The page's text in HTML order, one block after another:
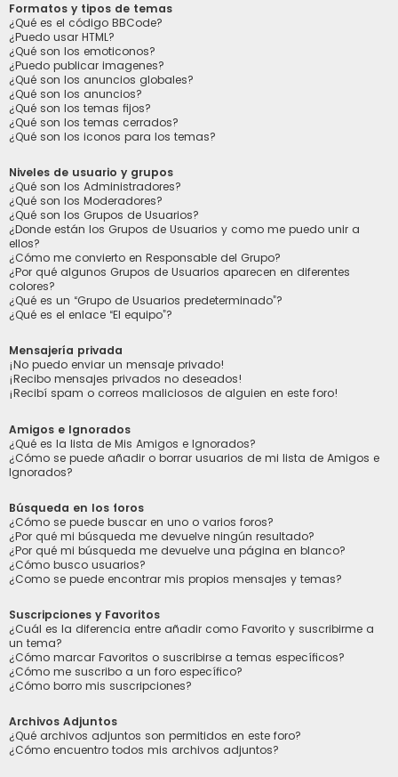
Formatos y tipos de temas
¿Qué es el código BBCode?
¿Puedo usar HTML?
¿Qué son los emoticonos?
¿Puedo publicar imagenes?
¿Qué son los anuncios globales?
¿Qué son los anuncios?
¿Qué son los temas fijos?
¿Qué son los temas cerrados?
¿Qué son los iconos para los temas?
Niveles de usuario y grupos
¿Qué son los Administradores?
¿Qué son los Moderadores?
¿Qué son los Grupos de Usuarios?
¿Donde están los Grupos de Usuarios y como me puedo unir a
ellos?
¿Cómo me convierto en Responsable del Grupo?
¿Por qué algunos Grupos de Usuarios aparecen en diferentes
colores?
¿Qué es un “Grupo de Usuarios predeterminado”?
¿Qué es el enlace “El equipo”?
Mensajería privada
¡No puedo enviar un mensaje privado!
¡Recibo mensajes privados no deseados!
¡Recibí spam o correos maliciosos de alguien en este foro!
Amigos e Ignorados
¿Qué es la lista de Mis Amigos e Ignorados?
¿Cómo se puede añadir o borrar usuarios de mi lista de Amigos e
Ignorados?
Búsqueda en los foros
¿Cómo se puede buscar en uno o varios foros?
¿Por qué mi búsqueda me devuelve ningún resultado?
¿Por qué mi búsqueda me devuelve una página en blanco?
¿Cómo busco usuarios?
¿Como se puede encontrar mis propios mensajes y temas?
Suscripciones y Favoritos
¿Cuál es la diferencia entre añadir como Favorito y suscribirme a
un tema?
¿Cómo marcar Favoritos o suscribirse a temas específicos?
¿Cómo me suscribo a un foro específico?
¿Cómo borro mis suscripciones?
Archivos Adjuntos
¿Qué archivos adjuntos son permitidos en este foro?
¿Cómo encuentro todos mis archivos adjuntos?